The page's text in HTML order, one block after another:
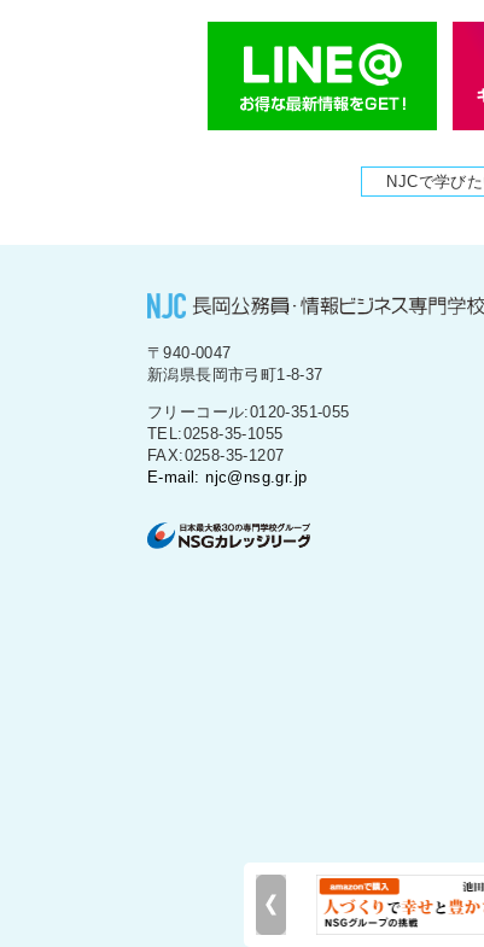
NJCで学び
〒940-0047
新潟県長岡市弓町1-8-37
フリーコール:0120-351-055
TEL:0258-35-1055
FAX:0258-35-1207
E-mail: njc@nsg.gr.jp